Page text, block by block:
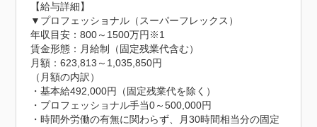
【給与詳細】
▼プロフェッショナル（スーパーフレックス）
年収目安：800～1500万円※1
賃金形態：月給制（固定残業代含む）
月額：623,813～1,035,850円
（月額の内訳）
・基本給492,000円（固定残業代を除く）
・プロフェッショナル手当0～500,000円
・時間外労働の有無に関わらず、月30時間相当分の固定